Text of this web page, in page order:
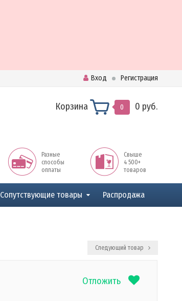
Вход Регистрация
Корзина 0 0 руб.
Разные
способы
оплаты
Свыше
4 500+
товаров
Сопутствующие товары Распродажа
Следующий товар
Отложить